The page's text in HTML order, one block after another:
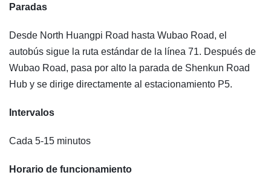
Paradas
Desde North Huangpi Road hasta Wubao Road, el
autobús sigue la ruta estándar de la línea 71. Después de
Wubao Road, pasa por alto la parada de Shenkun Road
Hub y se dirige directamente al estacionamiento P5.
Intervalos
Cada 5-15 minutos
Horario de funcionamiento